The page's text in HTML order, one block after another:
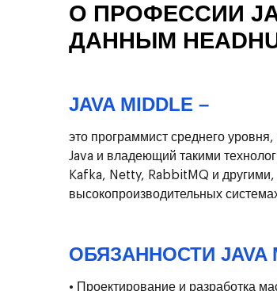
О ПРОФЕССИИ
ДАННЫМ
JAVA MIDDLE –
это программист среднего
Java и владеющий такими
Kafka, Netty, RabbitMQ и
высокопроизводительных
ОБЯЗАННОСТИ JAVA
• Проектирование и разработка